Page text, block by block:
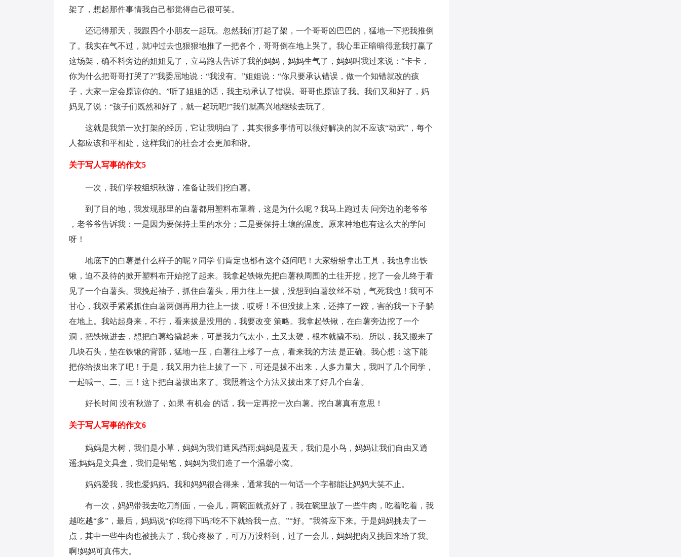
架了，想起那件事情我自己都觉得自己很可笑。
还记得那天，我跟四个小朋友一起玩。忽然我们打起了架，一个哥哥凶巴巴的，猛地一下把我推倒
了。我实在气不过，就冲过去也狠狠地推了一把各个，哥哥倒在地上哭了。我心里正暗暗得意我打赢了
这场架，确不料旁边的姐姐见了，立马跑去告诉了我的妈妈，妈妈生气了，妈妈叫我过来说：“卡卡，
你为什么把哥哥打哭了?”我委屈地说：“我没有。”姐姐说：“你只要承认错误，做一个知错就改的孩
子，大家一定会原谅你的。”听了姐姐的话，我主动承认了错误。哥哥也原谅了我。我们又和好了，妈
妈见了说：“孩子们既然和好了，就一起玩吧!”我们就高兴地继续去玩了。
这就是我第一次打架的经历，它让我明白了，其实很多事情可以很好解决的就不应该“动武”，每个
人都应该和平相处，这样我们的社会才会更加和谐。
关于写人写事的作文5
一次，我们学校组织秋游，准备让我们挖白薯。
到了目的地，我发现那里的白薯都用塑料布罩着，这是为什么呢？我马上跑过去 问旁边的老爷爷
，老爷爷告诉我：一是因为要保持土里的水分；二是要保持土壤的温度。原来种地也有这么大的学问
呀！
地底下的白薯是什么样子的呢？同学 们肯定也都有这个疑问吧！大家纷纷拿出工具，我也拿出铁
锹，迫不及待的掀开塑料布开始挖了起来。我拿起铁锹先把白薯秧周围的土往开挖，挖了一会儿终于看
见了一个白薯头。我挽起袖子，抓住白薯头，用力往上一拔，没想到白薯纹丝不动，气死我也！我可不
甘心，我双手紧紧抓住白薯两侧再用力往上一拔，哎呀！不但没拔上来，还摔了一跤，害的我一下子躺
在地上。我站起身来，不行，看来拔是没用的，我要改变 策略。我拿起铁锹，在白薯旁边挖了一个
洞，把铁锹进去，想把白薯给撬起来，可是我力气太小，土又太硬，根本就撬不动。所以，我又搬来了
几块石头，垫在铁锹的背部，猛地一压，白薯往上移了一点，看来我的方法 是正确。我心想：这下能
把你给拔出来了吧！于是，我又用力往上拔了一下，可还是拔不出来，人多力量大，我叫了几个同学，
一起喊一、二、三！这下把白薯拔出来了。我照着这个方法又拔出来了好几个白薯。
好长时间 没有秋游了，如果 有机会 的话，我一定再挖一次白薯。挖白薯真有意思！
关于写人写事的作文6
妈妈是大树，我们是小草，妈妈为我们遮风挡雨;妈妈是蓝天，我们是小鸟，妈妈让我们自由又逍
遥;妈妈是文具盒，我们是铅笔，妈妈为我们造了一个温馨小窝。
妈妈爱我，我也爱妈妈。我和妈妈很合得来，通常我的一句话一个字都能让妈妈大笑不止。
有一次，妈妈带我去吃刀削面，一会儿，两碗面就煮好了，我在碗里放了一些牛肉，吃着吃着，我
越吃越“多”，最后，妈妈说“你吃得下吗?吃不下就给我一点。”“好。”我答应下来。于是妈妈挑去了一
点，其中一些牛肉也被挑去了，我心疼极了，可万万没料到，过了一会儿，妈妈把肉又挑回来给了我。
啊!妈妈可真伟大。